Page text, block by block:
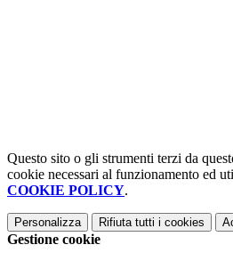
Questo sito o gli strumenti terzi da
cookie necessari al funzionamento ed
COOKIE POLICY.
Personalizza Rifiuta tutti i cookies
Gestione cookie